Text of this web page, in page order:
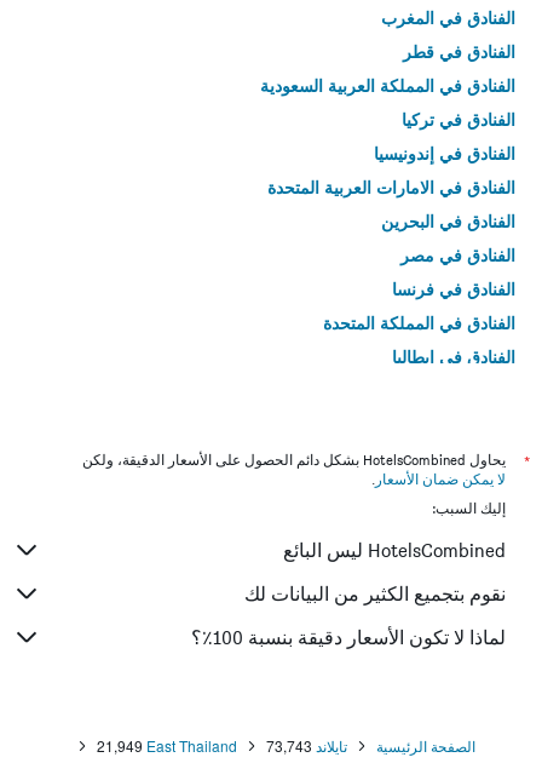
الفنادق في المغرب
الفنادق في قطر
الفنادق في المملكة العربية السعودية
الفنادق في تركيا
الفنادق في إندونيسيا
الفنادق في الامارات العربية المتحدة
الفنادق في البحرين
الفنادق في مصر
الفنادق في فرنسا
الفنادق في المملكة المتحدة
الفنادق في إيطاليا
*
يحاول HotelsCombined بشكل دائم الحصول على الأسعار الدقيقة، ولكن
لا يمكن ضمان الأسعار .
إليك السبب:
HotelsCombined ليس البائع
نقوم بتجميع الكثير من البيانات لك
لماذا لا تكون الأسعار دقيقة بنسبة 100٪؟
الصفحة الرئيسية تايلاند 73,743
East Thailand
21,949